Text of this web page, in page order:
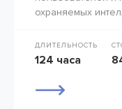
охраняемых
ДЛИТЕЛЬНОСТЬ
124 часа